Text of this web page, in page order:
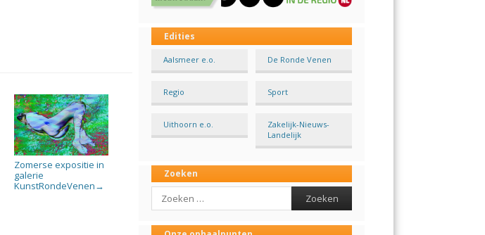
Zomerse expositie in
galerie
KunstRondeVenen →
Edities
Aalsmeer e.o. De Ronde Venen
Regio Sport
Uithoorn e.o.
Zakelijk-Nieuws-
Landelijk
Zoeken
Search